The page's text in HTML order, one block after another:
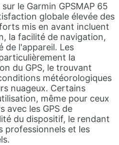
le Garmin GPSMAP 65
globale élevée des
mis en avant incluent
la facilité de navigation,
de l'appareil. Les
la
du GPS, le trouvant
météorologiques
nuageux. Certains
même pour ceux
avec les GPS de
du dispositif, le rendant
professionnels et les